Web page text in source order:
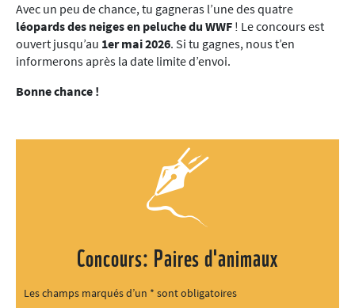
Avec un peu de chance, tu gagneras l’une des quatre
léopards des neiges en peluche du WWF ! Le concours est
ouvert jusqu’au 1er mai 2026. Si tu gagnes, nous t’en
informerons après la date limite d’envoi.
Bonne chance !
Concours: Paires d'animaux
Les champs marqués d’un * sont obligatoires